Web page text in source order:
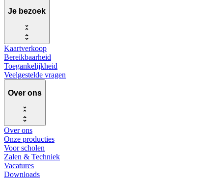
Je bezoek
Kaartverkoop
Bereikbaarheid
Toegankelijkheid
Veelgestelde vragen
Over ons
Over ons
Onze producties
Voor scholen
Zalen & Techniek
Vacatures
Downloads